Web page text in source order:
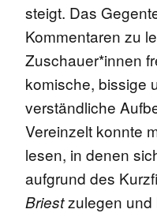
steigt. Das
Kommentaren zu
Zuschauer*innen
komische, bissige
verständliche
Vereinzelt konnte
lesen, in denen
aufgrund des
Briestzulegen und